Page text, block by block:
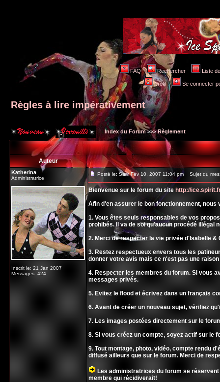
FAQ Rechercher Liste
Profil Se connecter
Règles à lire impérativement
Index du Forum>>>Règlement
Auteur
Katherina
Administratrice
Inscrit le: 21 Jan 2007
Messages: 424
Posté le: Sam Fév 10, 2007 11:04 pm Sujet du
Bienvenue sur le forum du sitehttp://
Afin d'en assurer le bon fonctionnement,
1. Vous êtes seuls responsables de vos
prohibés. Il va de soi qu'aucun procédé illégal
2. Merci de respecter la vie privée d'Isabelle &
3. Restez respectueux envers tous les
donner votre avis mais ce n'est pas une
4. Respecter les membres du forum. Si vous
messages privés.
5. Evitez le flood et écrivez dans un français
6. Avant de créer un nouveau sujet, vérifiez
7. Les images postées directement sur le
8. Si vous créez un compte, soyez actif sur le
9. Tout montage, photo, vidéo, compte rendu
diffusé ailleurs que sur le forum. Merci de
Les administratrices du forum se
membre qui récidiverait!